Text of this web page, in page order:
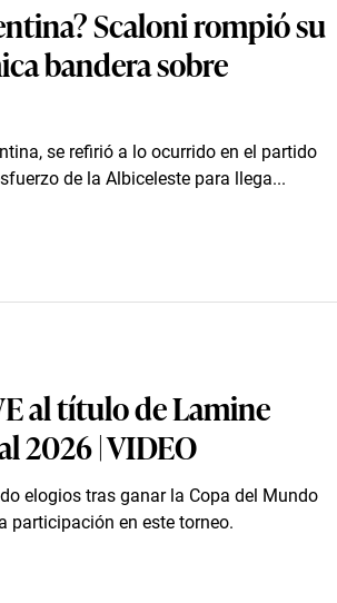
Scaloni rompió su
bandera sobre
se refirió a lo ocurrido en el partido
de la Albiceleste para llega...
al título de Lamine
2026 | VIDEO
elogios tras ganar la Copa del Mundo
participación en este torneo.